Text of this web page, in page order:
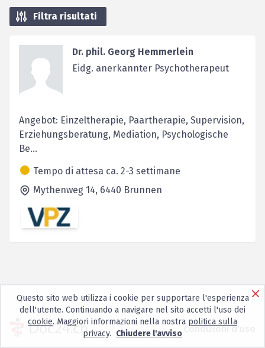
Filtra risultati
Dr. phil. Georg Hemmerlein
Eidg. anerkannter Psychotherapeut
Angebot: Einzeltherapie, Paartherapie, Supervision,
Erziehungsberatung, Mediation, Psychologische
Be...
Tempo di attesa ca. 2-3 settimane
Mythenweg 14, 6440 Brunnen
Condizioni d'uso
Questo sito web utilizza i cookie per supportare l'esperienza
dell'utente. Continuando a navigare nel sito accetti l'uso dei
cookie. Maggiori informazioni nella nostra politica sulla
privacy. Chiudere l'avviso